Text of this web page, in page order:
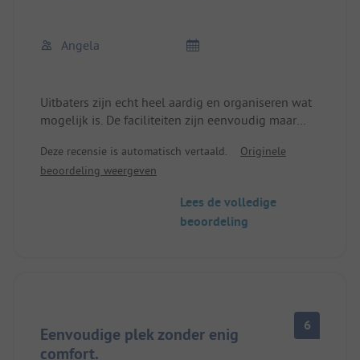
Angela
Uitbaters zijn echt heel aardig en organiseren wat
mogelijk is. De faciliteiten zijn eenvoudig maar
ongeschikt voor rolstoelgebruikers. Grindpaden
maken het moeilijk om te rijden, en de "sanitaire
toegankelijk via een helling, maar praktisch
nutteloos, omdat het toilet en de gootsteen tussen
Deze recensie is automatisch vertaald.
Originele
beoordeling weergeven
Lees de volledige
beoordeling
Eenvoudige plek zonder enig
comfort.
6